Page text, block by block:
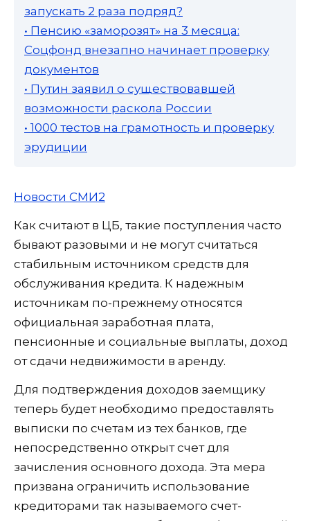
запускать 2 раза подряд?
• Пенсию «заморозят» на 3 месяца:
Соцфонд внезапно начинает проверку
документов
• Путин заявил о существовавшей
возможности раскола России
• 1000 тестов на грамотность и проверку
эрудиции
Новости СМИ2
Как считают в ЦБ, такие поступления часто
бывают разовыми и не могут считаться
стабильным источником средств для
обслуживания кредита. К надежным
источникам по-прежнему относятся
официальная заработная плата,
пенсионные и социальные выплаты, доход
от сдачи недвижимости в аренду.
Для подтверждения доходов заемщику
теперь будет необходимо предоставлять
выписки по счетам из тех банков, где
непосредственно открыт счет для
зачисления основного дохода. Эта мера
призвана ограничить использование
кредиторами так называемого счет-